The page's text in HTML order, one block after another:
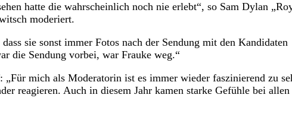
hatte die wahrscheinlich noch nie erlebt“, so Sam Dylan
moderiert.
sie sonst immer Fotos nach der Sendung mit den Kandidaten
die Sendung vorbei, war Frauke weg.“
„Für mich als Moderatorin ist es immer wieder faszinierend zu
reagieren. Auch in diesem Jahr kamen starke Gefühle bei allen